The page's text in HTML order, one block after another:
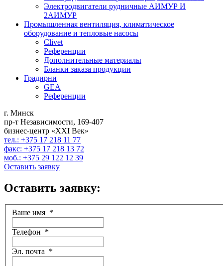
Электродвигатели рудничные АИМУР И
2АИМУР
Промышленная вентиляция, климатическое
оборудование и тепловые насосы
Clivet
Референции
Дополнительные материалы
Бланки заказа продукции
Градирни
GEA
Референции
г. Минск
пр-т Независимости, 169-407
бизнес-центр «XXI Век»
тел.: +375 17 218 11 77
факс: +375 17 218 13 72
моб.: +375 29 122 12 39
Оставить заявку
Оставить заявку:
Ваше имя *
Телефон *
Эл. почта *